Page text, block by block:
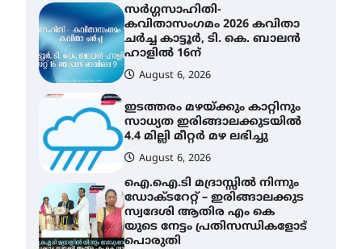
സർഗ്ഗസാഹിതി-
കവിതാസംഗമം 2026 കവിതാ
ചർച്ച കാട്ടൂർ, ടി. കെ. ബാലൻ
ഹാളിൽ 16ന്
August 6, 2026
ഇടത്തരം മഴയ്ക്കും കാറ്റിനും
സാധ്യത ഇരിങ്ങാലക്കുടയിൽ
4.4 മില്ലി മീറ്റർ മഴ ലഭിച്ചു
August 6, 2026
ഐ.ഐ.ടി മദ്രാസ്സിൽ നിന്നും
ഡോക്ടറേറ്റ് – ഇരിങ്ങാലക്കുട
സ്വദേശി ആതിര എം കെ
യുടെ നേട്ടം പ്രതിസന്ധികളോട്
പൊരുതി